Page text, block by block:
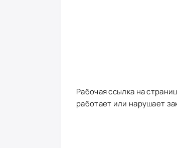
Рабочая ссылка на
работает или нарушает